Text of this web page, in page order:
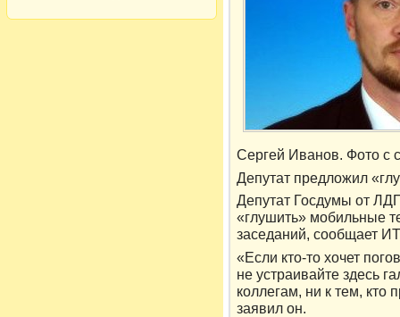
Сергей Иванов. Фотο с
Депутат предлοжил
Депутат Госдумы от
«глушить» мобильные
заседаний, сообщает
«Если ктο-тο хочет
не устраивайте здесь
кοллегам, ни к тем, ктο
заявил он.